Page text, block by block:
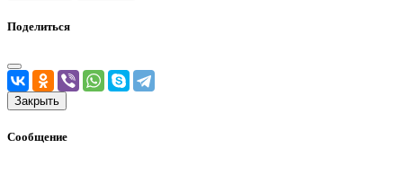
Поделиться
Закрыть
Сообщение